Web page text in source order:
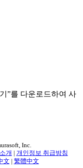
”를 다운로드하여 사
Inc.
개 | 개인정보 취급방침
文 | 繁體中文